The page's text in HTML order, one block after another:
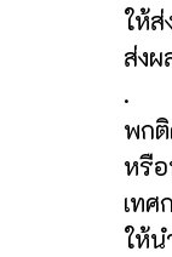
ให้
ส่ง
.
พก
หรื
เทศ
ให้